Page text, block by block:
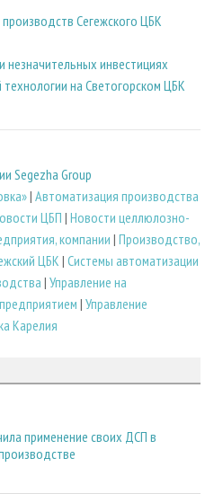
Сегежского ЦБК
инвестициях
на Светогорском ЦБК
Segezha Group
| Автоматизация производства
ЦБП | Новости целлюлозно-
компании| Производство,
ЦБК | Системы автоматизации
| Управление на
| Управление
Карелия
применение своих ДСП в